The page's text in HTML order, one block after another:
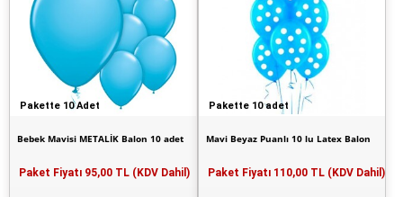
Pakette 10 Adet
Bebek Mavisi METALİK Balon 10 adet
Paket Fiyatı 95,00 TL (KDV Dahil)
Pakette 10 adet
Mavi Beyaz Puanlı 10 lu Latex Balon
Paket Fiyatı 110,00 TL (KDV Dahil)